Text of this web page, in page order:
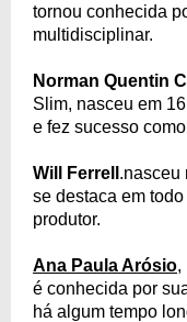
tornou conhecida
multidisciplinar.
Norman Quentin
Slim, nasceu em
e fez sucesso
Will Ferrell .nasceu
se destaca em
produtor.
Ana Paula Arósio,
é conhecida por
há algum tempo